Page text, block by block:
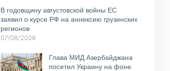
В годовщину августовской войны ЕС
заявил о курсе РФ на аннексию грузинских
регионов
07/08/2026
Глава МИД Азербайджана
посетил Украину на фоне